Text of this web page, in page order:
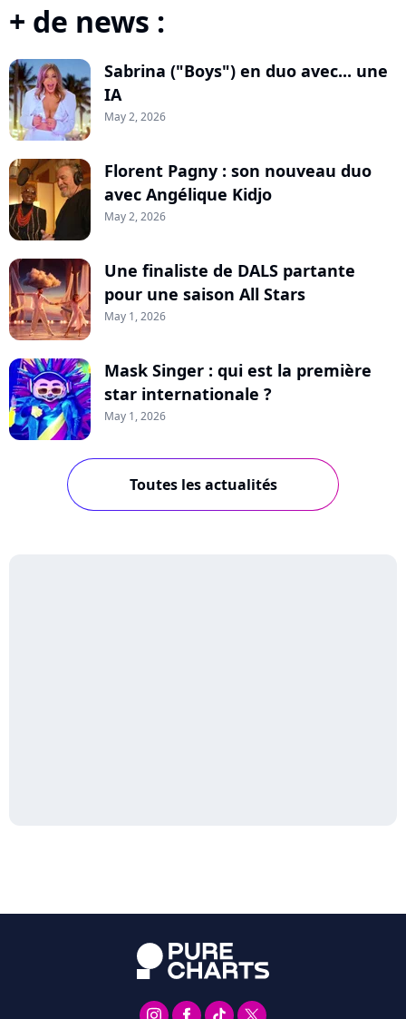
+ de news :
Sabrina ("Boys") en duo avec... une
IA
May 2, 2026
Florent Pagny : son nouveau duo
avec Angélique Kidjo
May 2, 2026
Une finaliste de DALS partante
pour une saison All Stars
May 1, 2026
Mask Singer : qui est la première
star internationale ?
May 1, 2026
Toutes les actualités